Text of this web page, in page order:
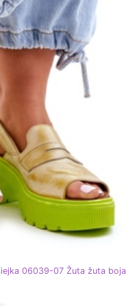
06039-07 Žuta žuta boja